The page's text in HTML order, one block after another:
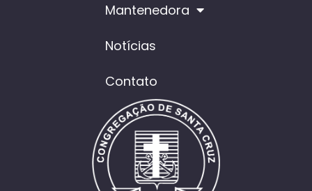
Mantenedora
Notícias
Contato